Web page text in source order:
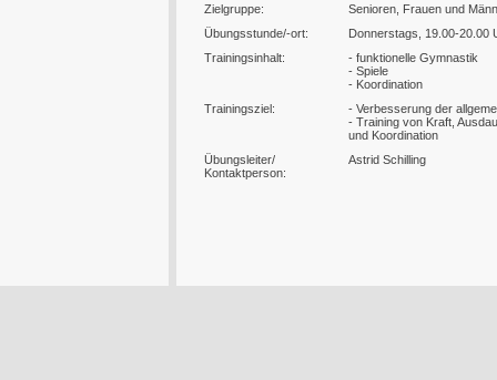
Zielgruppe:
Senioren, Frauen und
Übungsstunde/-ort:
Donnerstags, 19.00-20.00
Trainingsinhalt:
- funktionelle Gymnastik
- Spiele
- Koordination
Trainingsziel:
- Verbesserung der
- Training von Kraft,
und Koordination
Übungsleiter/
Kontaktperson:
Astrid Schilling